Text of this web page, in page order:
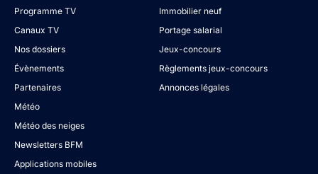
Programme TV
Canaux TV
Nos dossiers
Évènements
Partenaires
Météo
Météo des neiges
Newsletters BFM
Applications mobiles
Immobilier neuf
Portage salarial
Jeux-concours
Règlements jeux-concours
Annonces légales